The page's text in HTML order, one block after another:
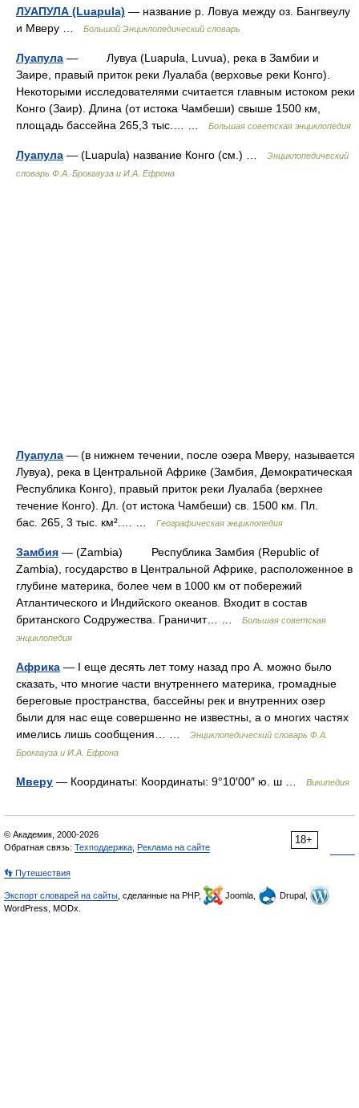
ЛУАПУЛА (Luapula) — название р. Ловуа между оз. Бангвеулу
и Мверу …
Большой Энциклопедический словарь
Луапула — Лувуа (Luapula, Luvua), река в Замбии и
Заире, правый приток реки Луалаба (верховье реки Конго).
Некоторыми исследователями считается главным истоком реки
Конго (Заир). Длина (от истока Чамбеши) свыше 1500 км,
площадь бассейна 265,3 тыс.… …
Большая советская энциклопедия
Луапула — (Luapula) название Конго (см.) …
Энциклопедический
словарь Ф.А. Брокгауза и И.А. Ефрона
Луапула — (в нижнем течении, после озера Мверу, называется
Лувуа), река в Центральной Африке (Замбия, Демократическая
Республика Конго), правый приток реки Луалаба (верхнее
течение Конго). Дл. (от истока Чамбеши) св. 1500 км. Пл.
бас. 265, 3 тыс. км².… …
Географическая энциклопедия
Замбия — (Zambia) Республика Замбия (Republic of
Zambia), государство в Центральной Африке, расположенное в
глубине материка, более чем в 1000 км от побережий
Атлантического и Индийского океанов. Входит в состав
британского Содружества. Граничит… …
Большая советская
энциклопедия
Африка — I еще десять лет тому назад про А. можно было
сказать, что многие части внутреннего материка, громадные
береговые пространства, бассейны рек и внутренних озер
были для нас еще совершенно не известны, а о многих частях
имелись лишь сообщения… …
Энциклопедический словарь Ф.А.
Брокгауза и И.А. Ефрона
Мверу — Координаты: Координаты: 9°10′00″ ю. ш … Википедия
18+
© Академик, 2000-2026
Обратная связь: Техподдержка Реклама на сайте
👣 Путешествия
Экспорт словарей на сайты , сделанные на PHP, Joomla,
Drupal,
WordPress, MODx.